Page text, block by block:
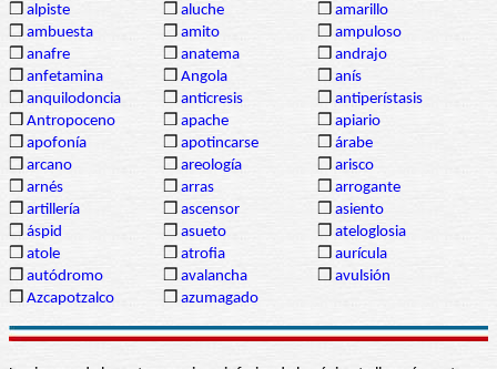
❒ alpiste ❒ aluche ❒ amarillo
❒ ambuesta ❒ amito ❒ ampuloso
❒ anafre ❒ anatema ❒ andrajo
❒ anfetamina ❒ Angola ❒ anís
❒ anquilodoncia ❒ anticresis ❒ antiperístasis
❒ Antropoceno ❒ apache ❒ apiario
❒ apofonía ❒ apotincarse ❒ árabe
❒ arcano ❒ areología ❒ arisco
❒ arnés ❒ arras ❒ arrogante
❒ artillería ❒ ascensor ❒ asiento
❒ áspid ❒ asueto ❒ ateloglosia
❒ atole ❒ atrofia ❒ aurícula
❒ autódromo ❒ avalancha ❒ avulsión
❒ Azcapotzalco ❒ azumagado